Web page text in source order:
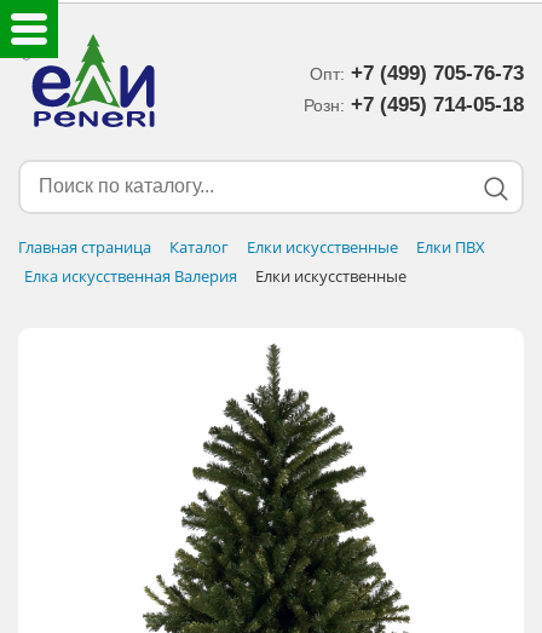
Опт: +7 (499) 705-76-73
Розн: +7 (495) 714-05-18‬
Главная страница Каталог Елки искусственные
Елки ПВХ
Елка искусственная Валерия
Елки искусственные
ЕЛКИ ИСКУССТВЕННЫЕ
ЕЛОЧНЫЕ УКРАШЕНИЯ
НОВОГОДНИЙ ДЕКОР
АКЦИИ И ПОДАРКИ
РЕКВИЗИТЫ